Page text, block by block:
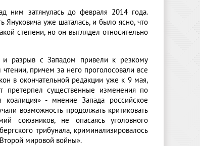
ним затянулась до февраля 2014 года.
Януковича уже шаталась, и было ясно, что
степени, но он выглядел относительно
и разрыв с Западом привели к резкому
причем за него проголосовали все
в окончательной редакции уже к 9 мая,
существенные изменения по
коалиция» - мнение Запада российское
возможность продолжать критиковать
союзников, не опасаясь уголовного
трибунала, криминализировалось
мировой войны».